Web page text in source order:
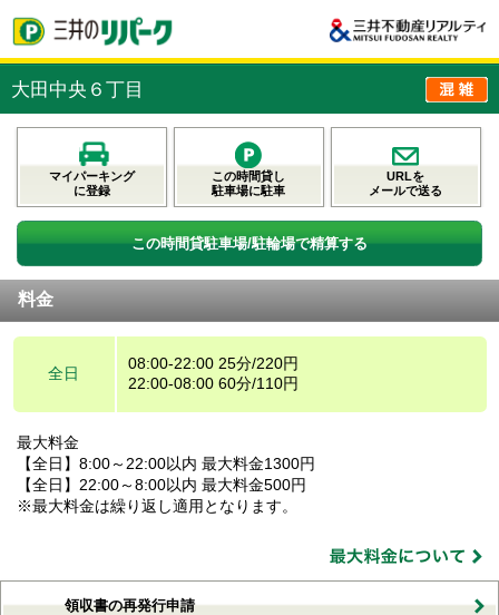
大田中央６丁目
マイパーキング
に登録
この時間貸し
駐車場に駐車
URLを
メールで送る
この時間貸駐車場/駐輪場で精算する
料金
全日
08:00-22:00 25分/220円
22:00-08:00 60分/110円
最大料金
【全日】8:00～22:00以内 最大料金1300円
【全日】22:00～8:00以内 最大料金500円
※最大料金は繰り返し適用となります。
領収書の再発行申請